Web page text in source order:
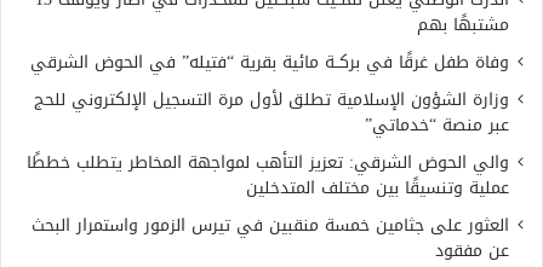
مشتبهًا بهم
وفاة طفل غرقًا في بركــة مائية بقرية “فتيله” في الحوض الشرقي
وزارة الشؤون الإسلامية تطلق لأول مرة التسجيل الإلكتروني للحج
عبر منصة “خدماتي”
والي الحوض الشرقي: تعزيز التأهب لمواجهة المخاطر يتطلب خططًا
عملية وتنسيقًا بين مختلف المتدخلين
العثور على جثامين خمسة منقبين في تيرس الزمور واستمرار البحث
عن مفقود